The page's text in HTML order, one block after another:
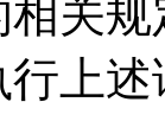
相关
上